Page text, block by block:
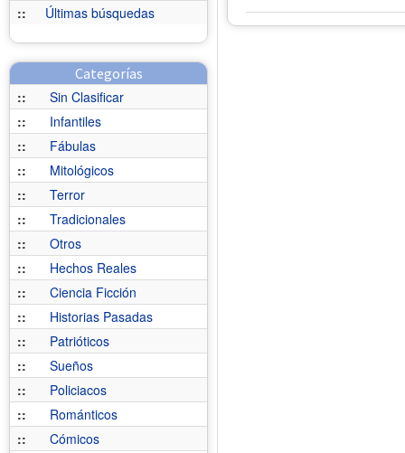
::
Últimas búsquedas
Categorías
::
Sin Clasificar
::
Infantiles
::
Fábulas
::
Mitológicos
::
Terror
::
Tradicionales
::
Otros
::
Hechos Reales
::
Ciencia Ficción
::
Historias Pasadas
::
Patrióticos
::
Sueños
::
Policiacos
::
Románticos
::
Cómicos